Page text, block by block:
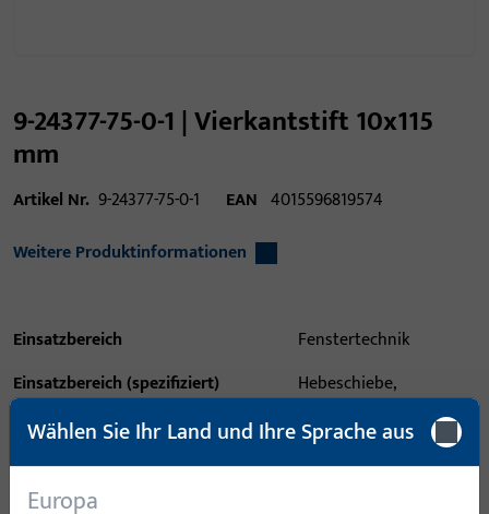
9-24377-75-0-1 | Vierkantstift 10x115
mm
Artikel Nr. 9-24377-75-0-1 EAN 4015596819574
Weitere Produktinformationen
Einsatzbereich
Fenstertechnik
Einsatzbereich (spezifiziert)
Hebeschiebe,
GU-934, GU-937, GU-954,
Wählen Sie Ihr Land und Ihre Sprache aus
Europa